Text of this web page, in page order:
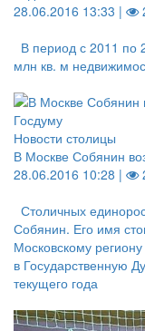
28.06.2016 13:33 |
В период с 2011 по
млн кв. м
Новости столицы
В Москве Собянин
28.06.2016 10:28 |
Столичных
Собянин. Его имя
Московскому
в Государственную
текущего года